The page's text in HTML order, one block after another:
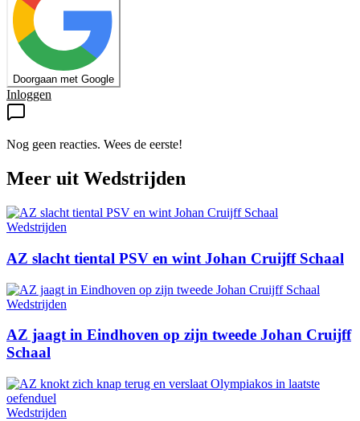
Doorgaan met Google
Inloggen
Nog geen reacties. Wees de eerste!
Meer uit Wedstrijden
Wedstrijden
AZ slacht tiental PSV en wint Johan Cruijff Schaal
Wedstrijden
AZ jaagt in Eindhoven op zijn tweede Johan Cruijff
Schaal
Wedstrijden